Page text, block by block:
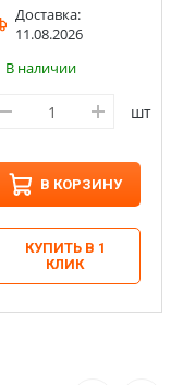
Доставка:
11.08.2026
В наличии
шт
В КОРЗИНУ
КУПИТЬ В 1
КЛИК